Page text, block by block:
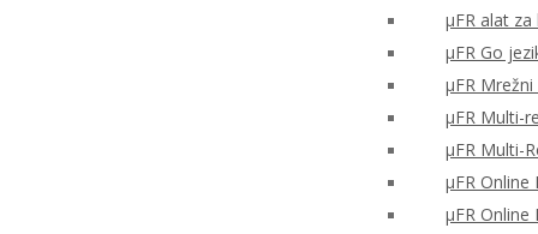
μFR alat
μFR Go
μFR
μFR Multi-
μFR Multi-
μFR
μFR